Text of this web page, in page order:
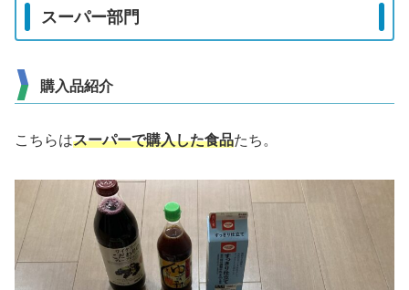
スーパー部門
購入品紹介
こちらはスーパーで購入した食品たち。